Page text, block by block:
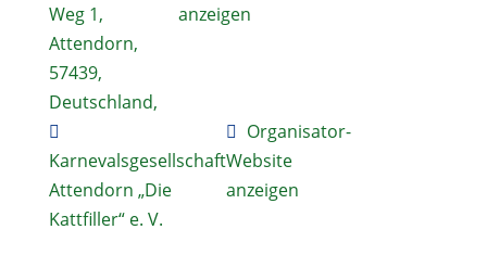
Weg 1,
Attendorn,
57439,
Deutschland,
anzeigen
Karnevalsgesellschaft
Attendorn „Die
Kattfiller“ e. V.
Organisator-
Website
anzeigen